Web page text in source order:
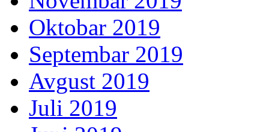
Oktobar 2019
Septembar 2019
Avgust 2019
Juli 2019